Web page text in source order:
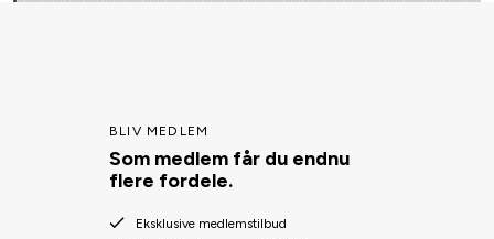
BLIV MEDLEM
Som medlem får du endnu
flere fordele.
Eksklusive medlemstilbud